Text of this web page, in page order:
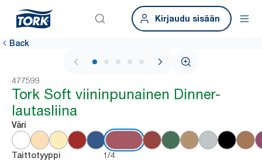
Kirjaudu sisään
Back
1 / 6
477599
Tork Soft viininpunainen Dinner-
lautasliina
Väri
Taittotyyppi 1/4